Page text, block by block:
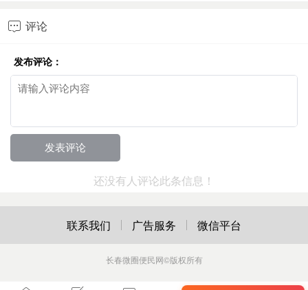
 评论
发布评论：
还没有人评论此条信息！
联系我们 广告服务 微信平台
长春微圈便民网©版权所有